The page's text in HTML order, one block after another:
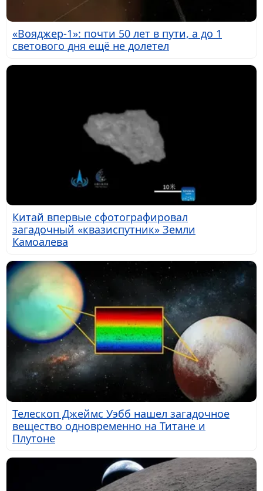
«Вояджер-1»: почти 50 лет в пути, а до 1
светового дня ещё не долетел
Китай впервые сфотографировал
загадочный «квазиспутник» Земли
Камоалева
Телескоп Джеймс Уэбб нашел загадочное
вещество одновременно на Титане и
Плутоне